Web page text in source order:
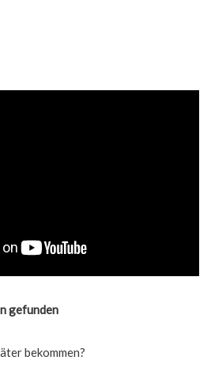
gefunden
bekommen?